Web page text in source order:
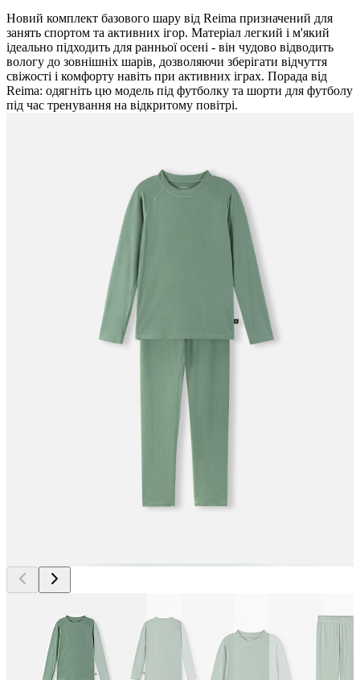
Новий комплект базового шару від Reima призначений для
занять спортом та активних ігор. Матеріал легкий і м'який
ідеально підходить для ранньої осені - він чудово відводить
вологу до зовнішніх шарів, дозволяючи зберігати відчуття
свіжості і комфорту навіть при активних іграх. Порада від
Reima: одягніть цю модель під футболку та шорти для футболу
під час тренування на відкритому повітрі.